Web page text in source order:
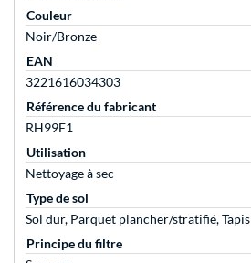
Couleur
Noir/Bronze
EAN
3221616034303
Référence du fabricant
RH99F1
Utilisation
Nettoyage à sec
Type de sol
Sol dur, Parquet plancher/stratifié, Tapis
Principe du filtre